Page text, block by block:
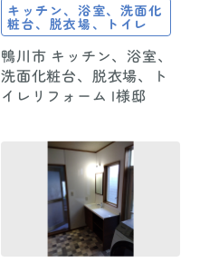
キッチン、浴室、洗面化
粧台、脱衣場、トイレ
鴨川市 キッチン、浴室、
洗面化粧台、脱衣場、ト
イレリフォーム I様邸